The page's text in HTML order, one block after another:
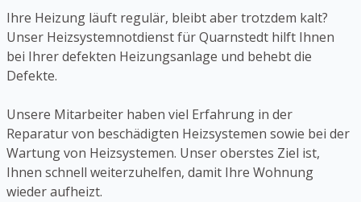
Ihre Heizung läuft regulär, bleibt aber trotzdem kalt?
Unser Heizsystemnotdienst für Quarnstedt hilft Ihnen
bei Ihrer defekten Heizungsanlage und behebt die
Defekte.
Unsere Mitarbeiter haben viel Erfahrung in der
Reparatur von beschädigten Heizsystemen sowie bei der
Wartung von Heizsystemen. Unser oberstes Ziel ist,
Ihnen schnell weiterzuhelfen, damit Ihre Wohnung
wieder aufheizt.